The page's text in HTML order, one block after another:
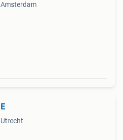
Amsterdam
E
Utrecht